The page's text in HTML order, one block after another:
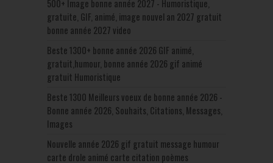
500+ Image bonne année 2027 - Humoristique,
gratuite, GIF, animé, image nouvel an 2027 gratuit
bonne année 2027 video
Beste 1300+ bonne année 2026 GIF animé,
gratuit,humour, bonne année 2026 gif animé
gratuit Humoristique
Beste 1300 Meilleurs voeux de bonne année 2026 -
Bonne année 2026, Souhaits, Citations, Messages,
Images
Nouvelle année 2026 gif gratuit message humour
carte drole animé carte citation poèmes